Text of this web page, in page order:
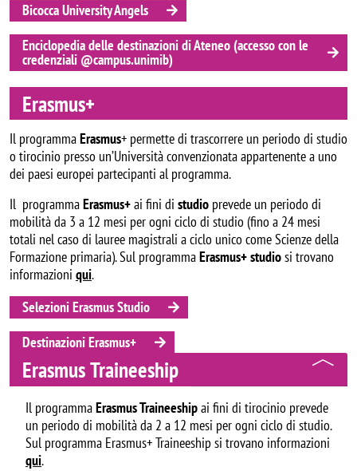
Bicocca University Angels
Enciclopedia delle destinazioni di Ateneo (accesso con le
credenziali @campus.unimib)
Erasmus+
Il programmaErasmus+ permette di trascorrere un periodo di studio
o tirocinio presso un’Università convenzionata appartenente a uno
dei paesi europei partecipanti al programma.
Il programmaErasmus+ai fini di studio prevede un periodo di
mobilità da 3 a 12 mesi per ogni ciclo di studio (fino a 24 mesi
totali nel caso di lauree magistrali a ciclo unico come Scienze della
Formazione primaria). Sul programmaErasmus+ studiosi trovano
informazioni qui.
Selezioni Erasmus Studio
Destinazioni Erasmus+
Erasmus Traineeship
Il programmaErasmus Traineeshipai fini di tirocinio prevede
un periodo di mobilità da 2 a 12 mesi per ogni ciclo di studio.
Sul programma Erasmus+ Traineeship si trovano informazioni
qui.